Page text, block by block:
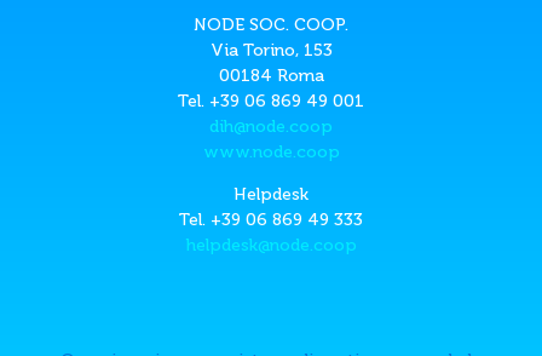
NODE SOC. COOP.
Via Torino, 153
00184 Roma
Tel. +39 06 869 49 001
dih@node.coop
www.node.coop
Helpdesk
Tel. +39 06 869 49 333
helpdesk@node.coop